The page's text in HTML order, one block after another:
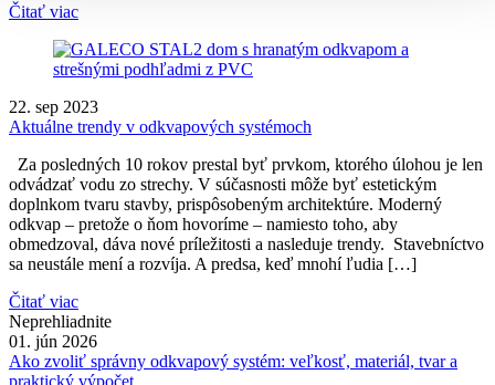
Čitať viac
22. sep 2023
Aktuálne trendy v odkvapových systémoch
Za posledných 10 rokov prestal byť prvkom, ktorého úlohou je len
odvádzať vodu zo strechy. V súčasnosti môže byť estetickým
doplnkom tvaru stavby, prispôsobeným architektúre. Moderný
odkvap – pretože o ňom hovoríme – namiesto toho, aby
obmedzoval, dáva nové príležitosti a nasleduje trendy. Stavebníctvo
sa neustále mení a rozvíja. A predsa, keď mnohí ľudia […]
Čitať viac
Neprehliadnite
01. jún 2026
Ako zvoliť správny odkvapový systém: veľkosť, materiál, tvar a
praktický výpočet